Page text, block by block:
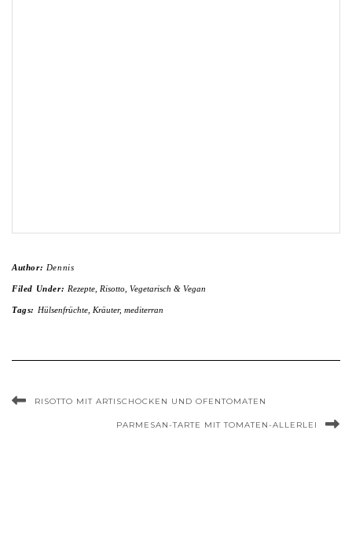
Author: Dennis
Filed Under: Rezepte, Risotto, Vegetarisch & Vegan
Tags: Hülsenfrüchte, Kräuter, mediterran
RISOTTO MIT ARTISCHOCKEN UND OFENTOMATEN
PARMESAN-TARTE MIT TOMATEN-ALLERLEI